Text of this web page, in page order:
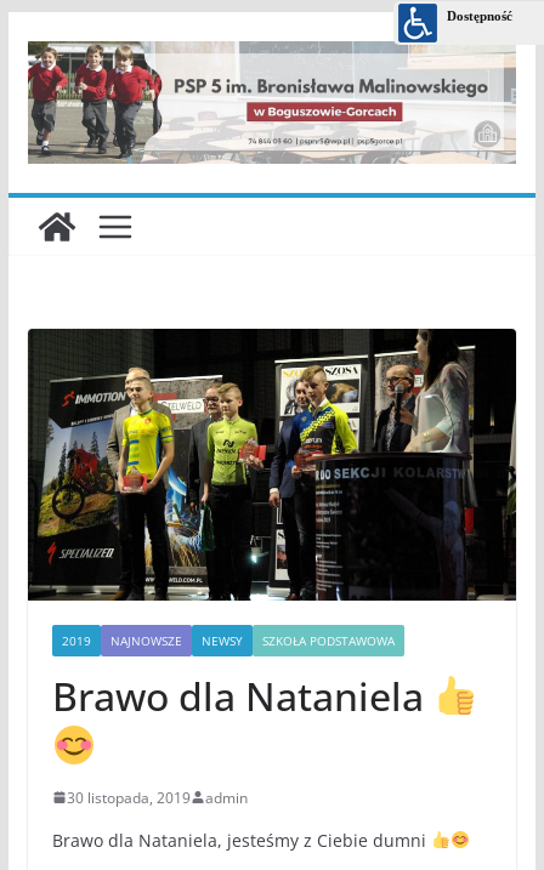
treści
2019 NAJNOWSZE NEWSY SZKOŁA PODSTAWOWA
Brawo dla Nataniela
30 listopada, 2019 admin
Brawo dla Nataniela, jesteśmy z Ciebie dumni